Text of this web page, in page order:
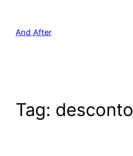
And After
Tag: desconto